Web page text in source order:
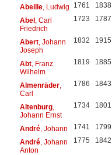
Abeille, Ludwig 1761 1838
Abel, Carl
Friedrich
1723 1787
Abert, Johann
Joseph
1832 1915
Abt, Franz
Wilhelm
1819 1885
Almenräder,
Carl
1786 1843
Altenburg,
Johann Ernst
1734 1801
André, Johann 1741 1799
André, Johann
Anton
1775 1842